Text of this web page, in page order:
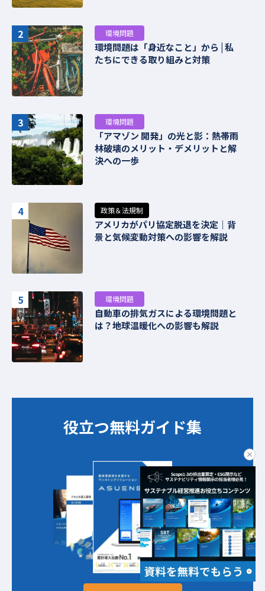
2 環境問題
環境問題は「身近なこと」から | 私
たちにできる取り組みと対策
3 環境問題
「アマゾン 開発」の光と影：熱帯雨
林破壊のメリット・デメリットと解
決への一歩
4 政策＆法規制
アメリカがパリ協定脱退を決定｜背
景と気候変動対策への影響を解説
5 環境問題
自動車の排気ガスによる環境問題と
は？地球温暖化への影響も解説
役立つ無料ガイド集​​